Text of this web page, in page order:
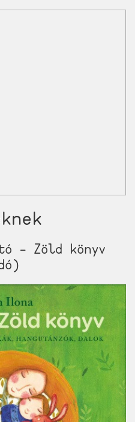
– Zöld könyv